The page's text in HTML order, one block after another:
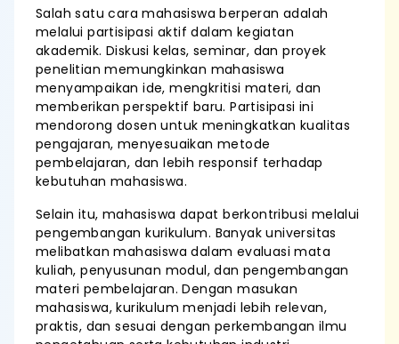
Salah satu cara mahasiswa berperan adalah
melalui partisipasi aktif dalam kegiatan
akademik. Diskusi kelas, seminar, dan proyek
penelitian memungkinkan mahasiswa
menyampaikan ide, mengkritisi materi, dan
memberikan perspektif baru. Partisipasi ini
mendorong dosen untuk meningkatkan kualitas
pengajaran, menyesuaikan metode
pembelajaran, dan lebih responsif terhadap
kebutuhan mahasiswa.
Selain itu, mahasiswa dapat berkontribusi melalui
pengembangan kurikulum. Banyak universitas
melibatkan mahasiswa dalam evaluasi mata
kuliah, penyusunan modul, dan pengembangan
materi pembelajaran. Dengan masukan
mahasiswa, kurikulum menjadi lebih relevan,
praktis, dan sesuai dengan perkembangan ilmu